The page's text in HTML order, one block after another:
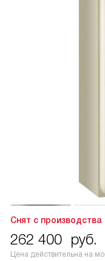
Снят с производства
262 400 руб.
Цена действительна на